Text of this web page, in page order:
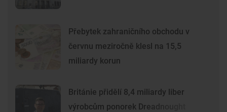
Přebytek zahraničního obchodu v
červnu meziročně klesl na 15,5
miliardy korun
Británie přidělí 8,4 miliardy liber
výrobcům ponorek Dreadnought